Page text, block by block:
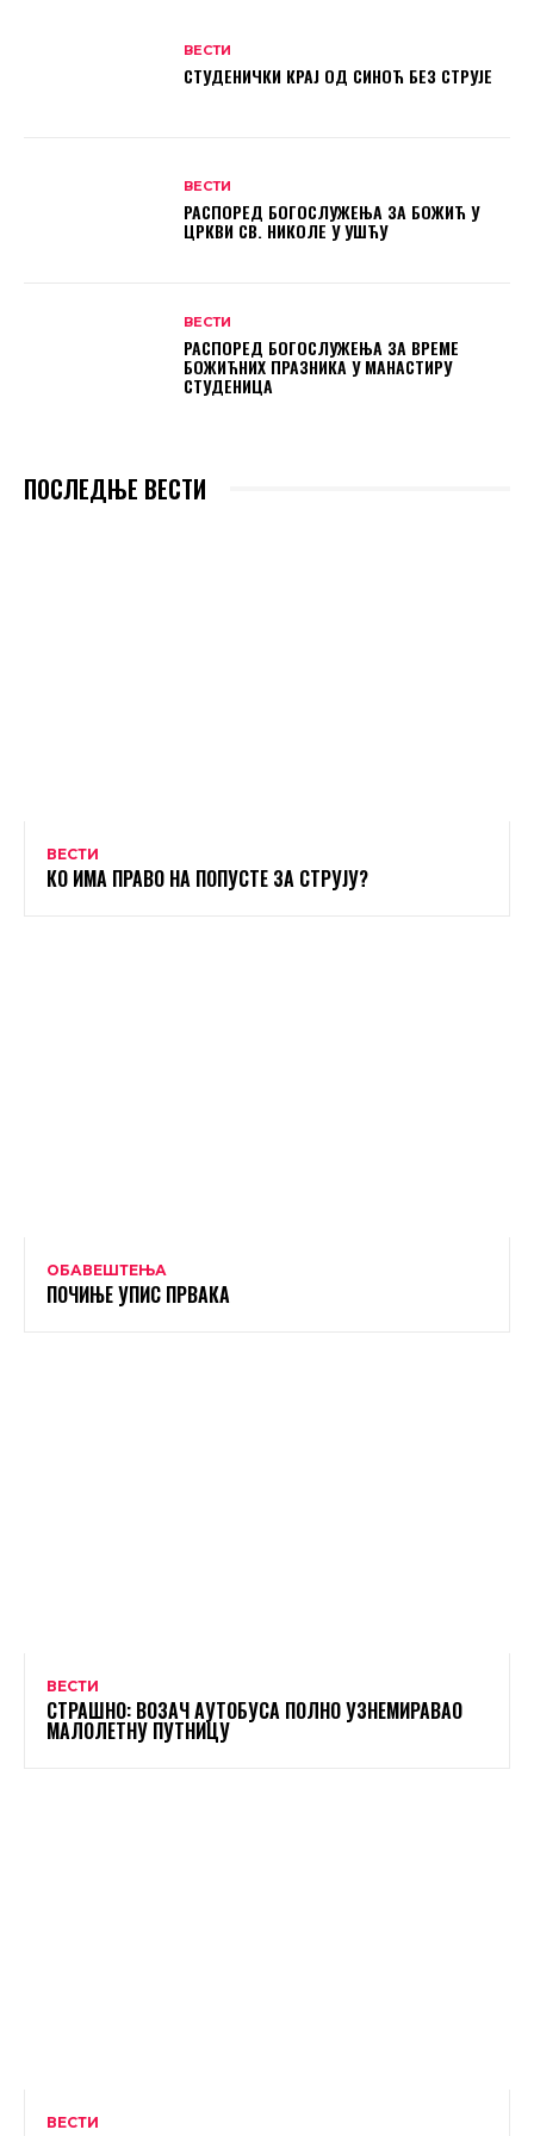
ВЕСТИ
СТУДЕНИЧКИ КРАЈ ОД СИНОЋ БЕЗ СТРУЈЕ
ВЕСТИ
РАСПОРЕД БОГОСЛУЖЕЊА ЗА БОЖИЋ У
ЦРКВИ СВ. НИКОЛЕ У УШЋУ
ВЕСТИ
РАСПОРЕД БОГОСЛУЖЕЊА ЗА ВРЕМЕ
БОЖИЋНИХ ПРАЗНИКА У МАНАСТИРУ
СТУДЕНИЦА
ПОСЛЕДЊЕ ВЕСТИ
ВЕСТИ
КО ИМА ПРАВО НА ПОПУСТЕ ЗА СТРУЈУ?
ОБАВЕШТЕЊА
ПОЧИЊЕ УПИС ПРВАКА
ВЕСТИ
СТРАШНО: ВОЗАЧ АУТОБУСА ПОЛНО УЗНЕМИРАВАО
МАЛОЛЕТНУ ПУТНИЦУ
ВЕСТИ